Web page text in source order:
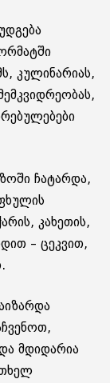
კულინარიას,
ჩატარდა,
კახეთის,
– ცეკვით,
მდიდარია